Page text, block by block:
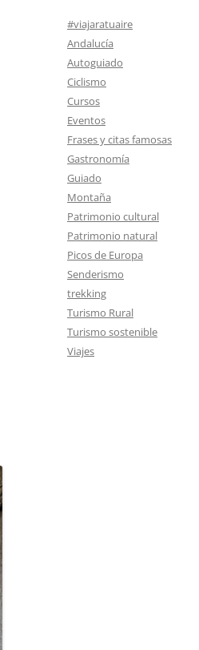
#viajaratuaire
Andalucía
Autoguiado
Ciclismo
Cursos
Eventos
Frases y citas famosas
Gastronomía
Guiado
Montaña
Patrimonio cultural
Patrimonio natural
Picos de Europa
Senderismo
trekking
Turismo Rural
Turismo sostenible
Viajes